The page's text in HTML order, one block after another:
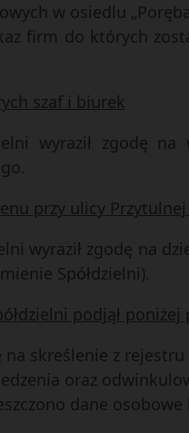
w osiedlu
firm do których
szaf i biurek
wyraził zgodę
przy ulicy Przytulnej
wyraził zgodę na
Spółdzielni).
podjął
na skreślenie z
oraz
dane osobowe